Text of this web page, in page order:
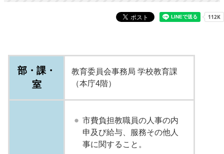
部・課・
室
教育委員会事務局 学校教育課
（本庁4階）
市費負担教職員の人事の内
申及び給与、服務その他人
事に関すること。